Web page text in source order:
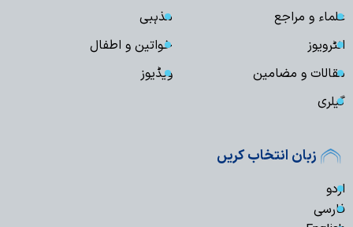
علماء و مراجع
مذہبی
انٹرویوز
خواتین و اطفال
مقالات و مضامین
ویڈیوز
گیلری
زبان انتخاب کریں
اردو
فارسی